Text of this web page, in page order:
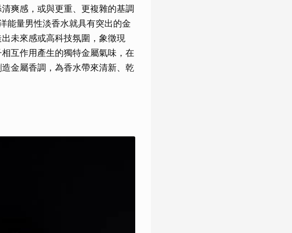
爽感，或與更重、更複雜的基調
能量男性淡香水就具有突出的金
未來感或高科技氛圍，象徵現
互作用產生的獨特金屬氣味，在
金屬香調，為香水帶來清新、乾